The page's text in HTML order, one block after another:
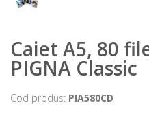
Caiet A5, 80
PIGNA Classic
Cod produs: PIA580CD